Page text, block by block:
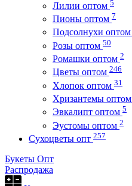
Лилии оптом 5
Пионы оптом 7
Подсолнухи оптом
Розы оптом 50
Ромашки оптом 2
Цветы оптом 246
Хлопок оптом 31
Хризантемы оптом
Эвкалипт оптом 5
Эустомы оптом 2
Сухоцветы опт 257
Букеты Опт
Распродажа